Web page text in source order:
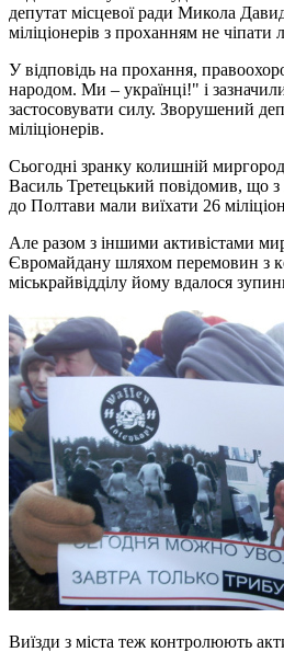
депутат місцевої ради Микола
міліціонерів з проханням не чіпати
У відповідь на прохання,
народом. Ми – українці!" і
застосовувати силу. Зворушений
міліціонерів.
Сьогодні зранку колишній
Василь Третецький повідомив, що
до Полтави мали виїхати 26
Але разом з іншими активістами
Євромайдану шляхом перемовин з
міськрайвідділу йому вдалося
Виїзди з міста теж контролюють